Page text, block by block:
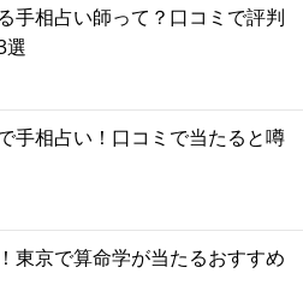
手相占い師って？口コミで評判
選
手相占い！口コミで当たると噂
東京で算命学が当たるおすすめ